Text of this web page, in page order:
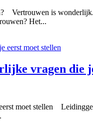
Vertrouwen is
Het...
vragen die
moet stellen